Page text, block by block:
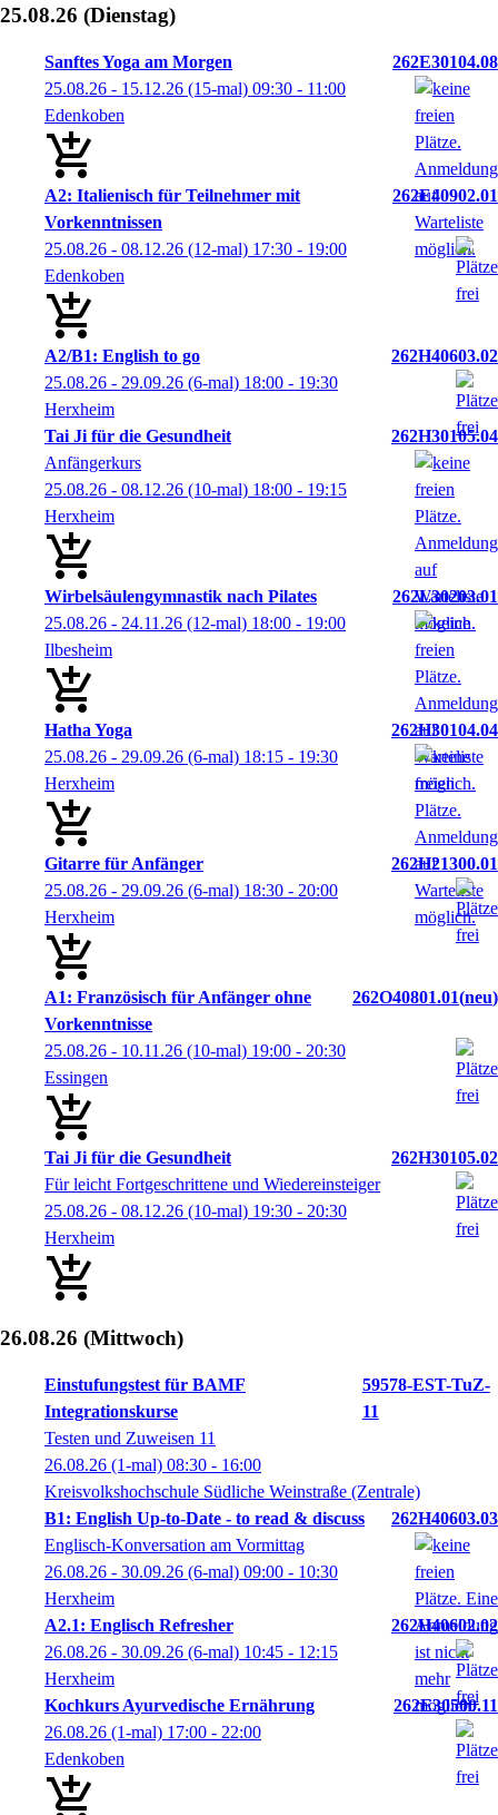
25.08.26 (Dienstag)
Sanftes Yoga am Morgen
262E30104.08
25.08.26 - 15.12.26 (15-mal) 09:30 - 11:00
Edenkoben
A2: Italienisch für Teilnehmer mit
Vorkenntnissen
262E40902.01
25.08.26 - 08.12.26 (12-mal) 17:30 - 19:00
Edenkoben
A2/B1: English to go
262H40603.02
25.08.26 - 29.09.26 (6-mal) 18:00 - 19:30
Herxheim
Tai Ji für die Gesundheit
262H30105.04
Anfängerkurs
25.08.26 - 08.12.26 (10-mal) 18:00 - 19:15
Herxheim
Wirbelsäulengymnastik nach Pilates
262L30203.01
25.08.26 - 24.11.26 (12-mal) 18:00 - 19:00
Ilbesheim
Hatha Yoga
262H30104.04
25.08.26 - 29.09.26 (6-mal) 18:15 - 19:30
Herxheim
Gitarre für Anfänger
262H21300.01
25.08.26 - 29.09.26 (6-mal) 18:30 - 20:00
Herxheim
A1: Französisch für Anfänger ohne
Vorkenntnisse
262O40801.01 neu
25.08.26 - 10.11.26 (10-mal) 19:00 - 20:30
Essingen
Tai Ji für die Gesundheit
262H30105.02
Für leicht Fortgeschrittene und Wiedereinsteiger
25.08.26 - 08.12.26 (10-mal) 19:30 - 20:30
Herxheim
26.08.26 (Mittwoch)
Einstufungstest für BAMF
Integrationskurse
59578-EST-TuZ-
11
Testen und Zuweisen 11
26.08.26 (1-mal) 08:30 - 16:00
Kreisvolkshochschule Südliche Weinstraße (Zentrale)
B1: English Up-to-Date - to read & discuss
262H40603.03
Englisch-Konversation am Vormittag
26.08.26 - 30.09.26 (6-mal) 09:00 - 10:30
Herxheim
A2.1: Englisch Refresher
262H40602.02
26.08.26 - 30.09.26 (6-mal) 10:45 - 12:15
Herxheim
Kochkurs Ayurvedische Ernährung
262E30500.11
26.08.26 (1-mal) 17:00 - 22:00
Edenkoben